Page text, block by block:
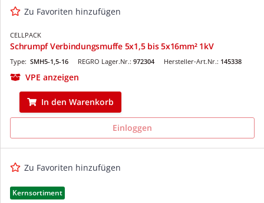
Zu Favoriten hinzufügen
CELLPACK
Schrumpf Verbindungsmuffe 5x1,5 bis 5x16mm² 1kV
REGRO Lager.Nr.: 972304
Type: SMH5-1,5-16 Hersteller-Art.Nr.: 145338
VPE anzeigen
In den Warenkorb
Einloggen
Zu Favoriten hinzufügen
Kernsortiment